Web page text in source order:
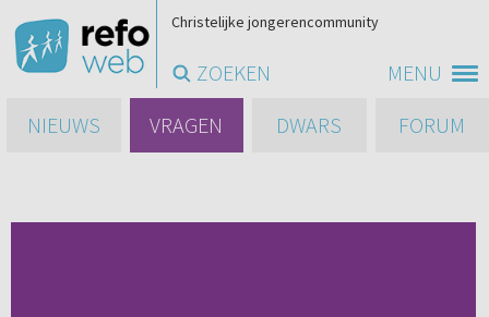
MENU
Christelijke jongerencommunity
ZOEKEN
NIEUWS
VRAGEN DWARS FORUM